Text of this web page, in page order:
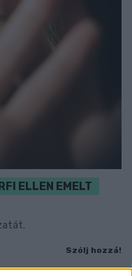
ELLEN EMELT
Szólj hozzá!